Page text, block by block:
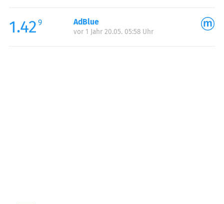
1.42 9 AdBlue
vor 1 Jahr 20.05. 05:58 Uhr